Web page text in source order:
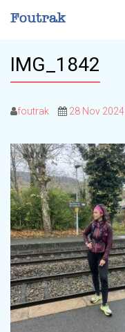
IMG_1842
foutrak 28 Nov 2024